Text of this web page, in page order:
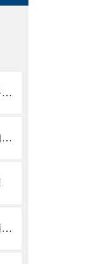
矿浆输送系统优化：耐磨型气动两路分料阀的应用实践
气动铝合金管夹阀：工业流体控制的创新选择
不锈钢金属硬密封蝶阀使用指南：精准操作以保障长久密封